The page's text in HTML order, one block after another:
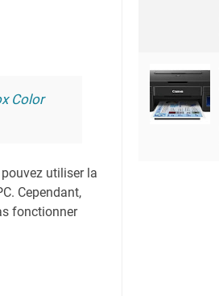
Color
utiliser la
Cependant,
fonctionner